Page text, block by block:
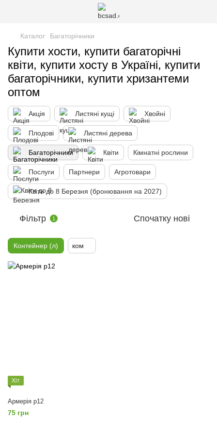
Каталог Багаторічники
Купити хости, купити багаторічні
квіти, купити хосту в Україні, купити
багаторічники, купити хризантеми
оптом
Акція Листяні кущі Хвойні
Плодові Листяні дерева
Багаторічники Квіти Кімнатні рослини
Послуги Партнери Агротовари
Квіти до 8 Березня (бронювання на 2027)
Фільтр 1 Спочатку нові
Контейнер (л) ком
Хіт
Армерія p12
75 грн